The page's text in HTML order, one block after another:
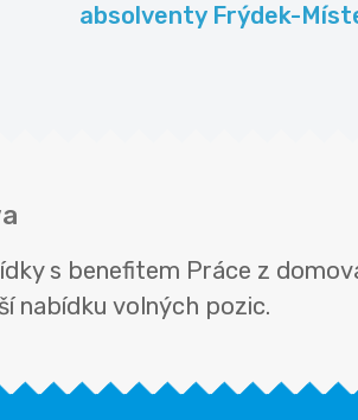
absolventy Frýdek-
s benefitem Práce z
nabídku volných pozic.